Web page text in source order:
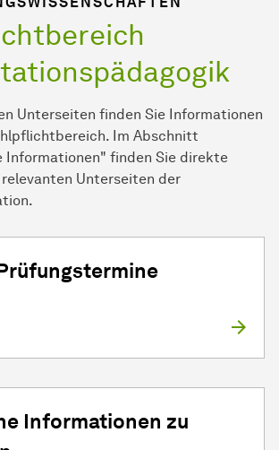
Unterseiten finden Sie In­for­ma­ti­onen
Im Abschnitt
In­for­ma­ti­onen" finden Sie direkte
relevanten Unterseiten der
Informationen zu